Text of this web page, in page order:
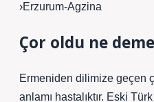
›Erzurum-Agzina
Çor oldu ne
Ermeniden dilimize geçen
anlamı hastalıktır. Eski